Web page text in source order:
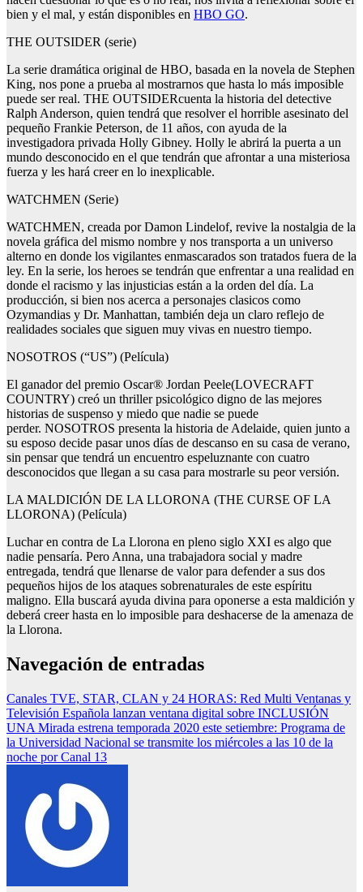
bien y el mal, y están disponibles en HBO GO.
THE OUTSIDER (serie)
La serie dramática original de HBO, basada en la novela de Stephen
King, nos pone a prueba al mostrarnos que hasta lo más imposible
puede ser real. THE OUTSIDERcuenta la historia del detective
Ralph Anderson, quien tendrá que resolver el horrible asesinato del
pequeño Frankie Peterson, de 11 años, con ayuda de la
investigadora privada Holly Gibney. Holly le abrirá la puerta a un
mundo desconocido en el que tendrán que afrontar a una misteriosa
fuerza y les hará creer en lo inexplicable.
WATCHMEN (Serie)
WATCHMEN, creada por Damon Lindelof, revive la nostalgia de la
novela gráfica del mismo nombre y nos transporta a un universo
alterno en donde los vigilantes enmascarados son tratados fuera de la
ley. En la serie, los heroes se tendrán que enfrentar a una realidad en
donde el racismo y las injusticias están a la orden del día. La
producción, si bien nos acerca a personajes clasicos como
Ozymandias y Dr. Manhattan, también deja un claro reflejo de
realidades sociales que siguen muy vivas en nuestro tiempo.
NOSOTROS (“US”) (Película)
El ganador del premio Oscar® Jordan Peele(LOVECRAFT
COUNTRY) creó un thriller psicológico digno de las mejores
historias de suspenso y miedo que nadie se puede
perder. NOSOTROS presenta la historia de Adelaide, quien junto a
su esposo decide pasar unos días de descanso en su casa de verano,
sin pensar que tendrá un encuentro espeluznante con cuatro
desconocidos que llegan a su casa para mostrarle su peor versión.
LA MALDICIÓN DE LA LLORONA (THE CURSE OF LA
LLORONA) (Película)
Luchar en contra de La Llorona en pleno siglo XXI es algo que
nadie pensaría. Pero Anna, una trabajadora social y madre
entregada, tendrá que llenarse de valor para defender a sus dos
pequeños hijos de los ataques sobrenaturales de este espíritu
maligno. Ella buscará ayuda divina para oponerse a esta maldición y
deberá creer hasta en lo imposible para deshacerse de la amenaza de
la Llorona.
Navegación de entradas
Canales TVE, STAR, CLAN y 24 HORAS: Red Multi Ventanas y
Televisión Española lanzan ventana digital sobre INCLUSIÓN
UNA Mirada estrena temporada 2020 este setiembre: Programa de
la Universidad Nacional se transmite los miércoles a las 10 de la
noche por Canal 13